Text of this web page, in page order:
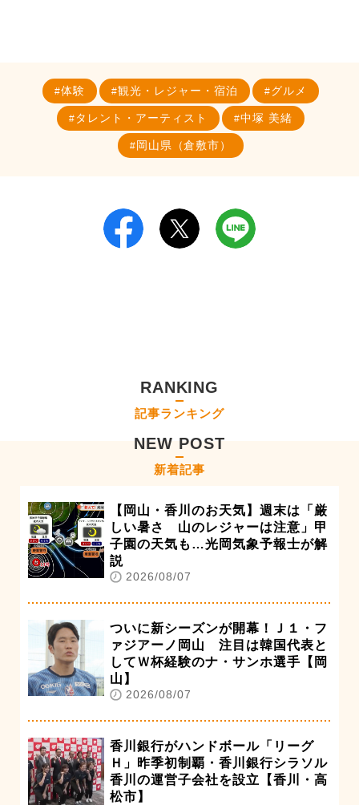
体験 観光・レジャー・宿泊 グルメ
タレント・アーティスト 中塚 美緒
岡山県（倉敷市）
RANKING
記事ランキング
NEW POST
新着記事
【岡山・香川のお天気】週末は「厳
しい暑さ 山のレジャーは注意」甲
子園の天気も…光岡気象予報士が解
説
2026/08/07
ついに新シーズンが開幕！Ｊ１・フ
ァジアーノ岡山 注目は韓国代表と
してＷ杯経験のナ・サンホ選手【岡
山】
2026/08/07
香川銀行がハンドボール「リーグ
Ｈ」昨季初制覇・香川銀行シラソル
香川の運営子会社を設立【香川・高
松市】